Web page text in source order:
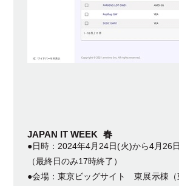
JAPAN IT WEEK 春
●日時：2024年4月24日(火)から4月26
（最終日のみ17時終了）
●会場：東京ビッグサイト 東展示棟（